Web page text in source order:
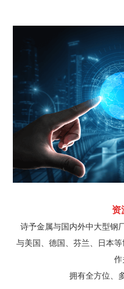
资
诗予金属与国内外中大型钢
与美国、德国、芬兰、日本
作
拥有全方位、